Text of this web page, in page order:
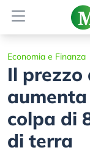
Economia e Finanza
Il prezzo
colpa di
di terra